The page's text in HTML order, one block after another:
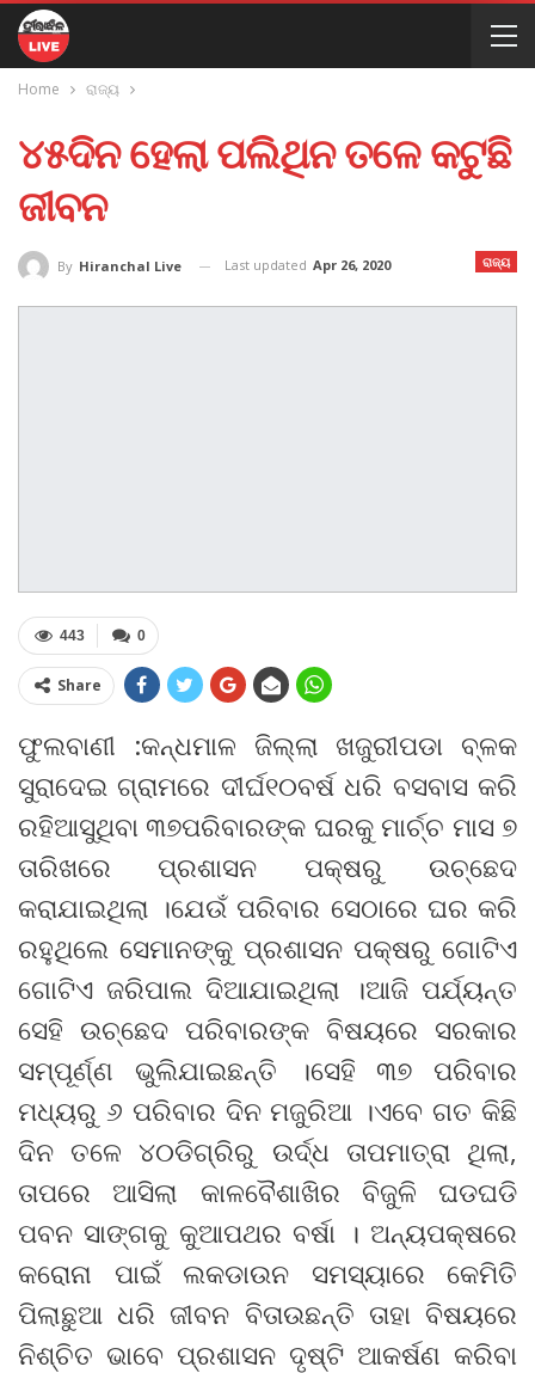
Home ରାଜ୍ୟ
୪୫ଦିନ ହେଲା ପଲିଥିନ ତଳେ କଟୁଛି
ଜୀବନ
ରାଜ୍ୟ
By Hiranchal Live Last updated Apr 26, 2020
0
443
Share
ଫୁଲବାଣୀ :କନ୍ଧମାଳ ଜିଲ୍ଲା ଖଜୁରୀପଡା ବ୍ଳକ
ସୁରାଦେଇ ଗ୍ରାମରେ ଦୀର୍ଘ୧୦ବର୍ଷ ଧରି ବସବାସ କରି
ରହିଆସୁଥିବା ୩୭ପରିବାରଙ୍କ ଘରକୁ ମାର୍ଚ୍ଚ ମାସ ୭
ତାରିଖରେ ପ୍ରଶାସନ ପକ୍ଷରୁ ଉଚ୍ଛେଦ
କରାଯାଇଥିଲା ।ଯେଉଁ ପରିବାର ସେଠାରେ ଘର କରି
ରହୁଥିଲେ ସେମାନଙ୍କୁ ପ୍ରଶାସନ ପକ୍ଷରୁ ଗୋଟିଏ
ଗୋଟିଏ ଜରିପାଲ ଦିଆଯାଇଥିଲା ।ଆଜି ପର୍ଯ୍ୟନ୍ତ
ସେହି ଉଚ୍ଛେଦ ପରିବାରଙ୍କ ବିଷୟରେ ସରକାର
ସମ୍ପୂର୍ଣ୍ଣ ଭୁଲିଯାଇଛନ୍ତି ।ସେହି ୩୭ ପରିବାର
ମଧ୍ୟରୁ ୬ ପରିବାର ଦିନ ମଜୁରିଆ ।ଏବେ ଗତ କିଛି
ଦିନ ତଳେ ୪୦ଡିଗ୍ରିରୁ ଉର୍ଦ୍ଧ ତାପମାତ୍ରା ଥିଲା,
ତାପରେ ଆସିଲା କାଳବୈଶାଖିର ବିଜୁଳି ଘଡଘଡି
ପବନ ସାଙ୍ଗକୁ କୁଆପଥର ବର୍ଷା । ଅନ୍ୟପକ୍ଷରେ
କରୋନା ପାଇଁ ଲକଡାଉନ ସମସ୍ୟାରେ କେମିତି
ପିଲାଛୁଆ ଧରି ଜୀବନ ବିତାଉଛନ୍ତି ତାହା ବିଷୟରେ
ନିଶ୍ଚିତ ଭାବେ ପ୍ରଶାସନ ଦୃଷ୍ଟି ଆକର୍ଷଣ କରିବା